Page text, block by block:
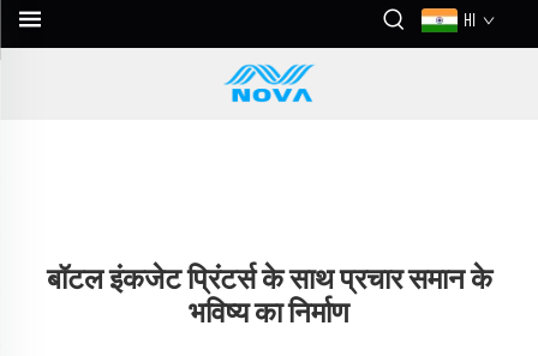
HI
बॉटल इंकजेट प्रिंटर्स के साथ प्रचार समान के
भविष्य का निर्माण